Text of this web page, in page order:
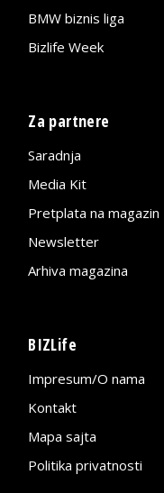
BMW biznis liga
Bizlife Week
Za partnere
Saradnja
Media Kit
Pretplata na magazin
Newsletter
Arhiva magazina
BIZLife
Impresum/O nama
Kontakt
Mapa sajta
Politika privatnosti